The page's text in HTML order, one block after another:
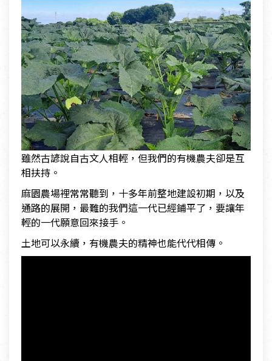
雖然古諺說自古文人相輕，但我們的有機農夫卻是互
相扶持。
麻園農場裡常常聽到，十多年前整地建設初期，以及
通路的展開，最難的我們這一代已經鋪平了，要讓年
輕的一代願意回來接手。
土地可以永續，有機農夫的精神也能代代相傳。